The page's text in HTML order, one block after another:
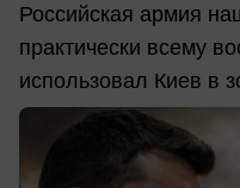
Российская армия
практически всему
использовал Киев в